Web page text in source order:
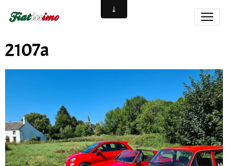
2107a